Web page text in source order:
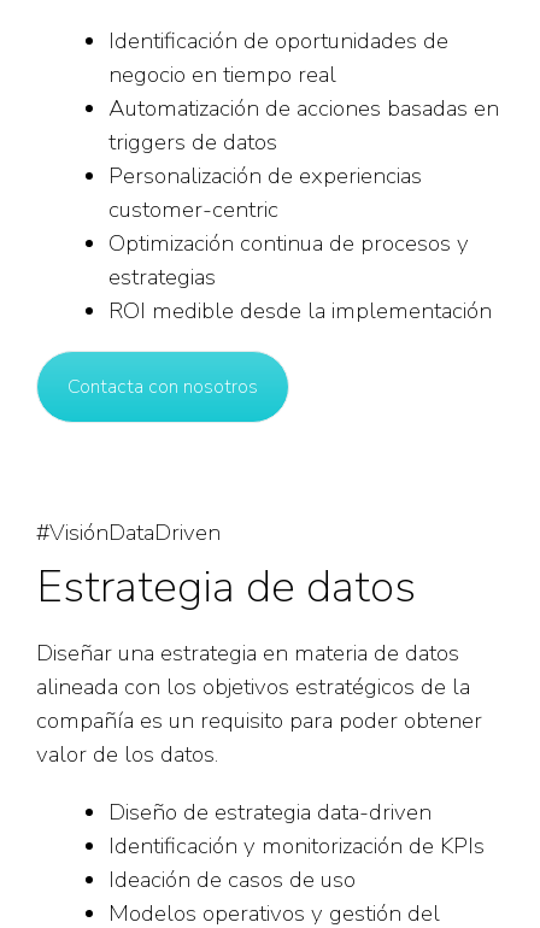
Identificación de oportunidades de
negocio en tiempo real
Automatización de acciones basadas en
triggers de datos
Personalización de experiencias
customer-centric
Optimización continua de procesos y
estrategias
ROI medible desde la implementación
Contacta con nosotros
#VisiónDataDriven
Estrategia de datos
Diseñar una estrategia en materia de datos
alineada con los objetivos estratégicos de la
compañía es un requisito para poder obtener
valor de los datos.
Diseño de estrategia data-driven
Identificación y monitorización de KPIs
Ideación de casos de uso
Modelos operativos y gestión del